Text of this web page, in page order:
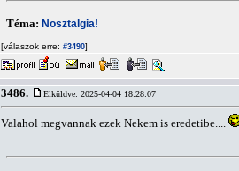
Téma: Nosztalgia!
[válaszok erre: #3490]
3486. Elküldve: 2025-04-04 18:28:07
Valahol megvannak ezek Nekem is eredetibe....